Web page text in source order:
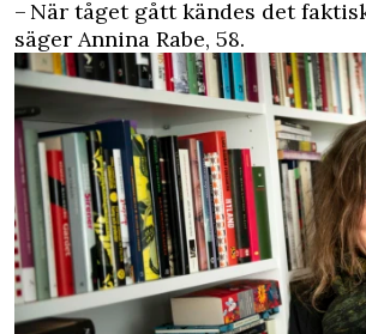
– När tåget gått kändes det
säger Annina Rabe, 58.